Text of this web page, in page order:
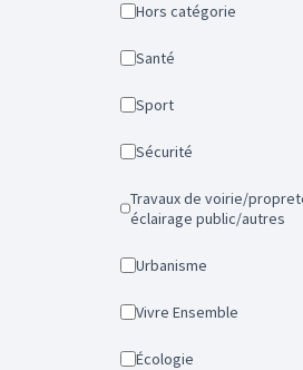
Hors catégorie
Santé
Sport
Sécurité
Travaux de voirie/propreté/
éclairage public/autres
Urbanisme
Vivre Ensemble
Écologie